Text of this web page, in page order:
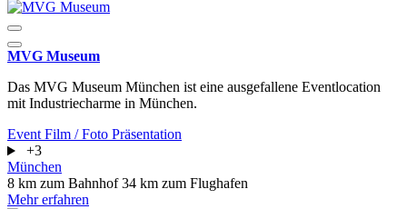
MVG Museum
Das MVG Museum München ist eine ausgefallene Eventlocation
mit Industriecharme in München.
Event Film / Foto Präsentation
+3
München
8 km zum Bahnhof34 km zum Flughafen
Mehr erfahren